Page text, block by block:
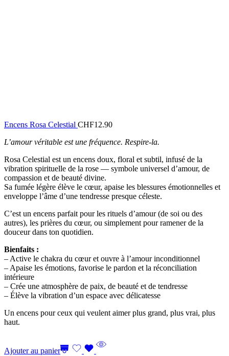
Encens Rosa Celestial CHF12.90
L’amour véritable est une fréquence. Respire-la.
Rosa Celestial est un encens doux, floral et subtil, infusé de la
vibration spirituelle de la rose — symbole universel d’amour, de
compassion et de beauté divine.
Sa fumée légère élève le cœur, apaise les blessures émotionnelles et
enveloppe l’âme d’une tendresse presque céleste.
C’est un encens parfait pour les rituels d’amour (de soi ou des
autres), les prières du cœur, ou simplement pour ramener de la
douceur dans ton quotidien.
Bienfaits :
– Active le chakra du cœur et ouvre à l’amour inconditionnel
– Apaise les émotions, favorise le pardon et la réconciliation
intérieure
– Crée une atmosphère de paix, de beauté et de tendresse
– Élève la vibration d’un espace avec délicatesse
Un encens pour ceux qui veulent aimer plus grand, plus vrai, plus
haut.
Ajouter au panier